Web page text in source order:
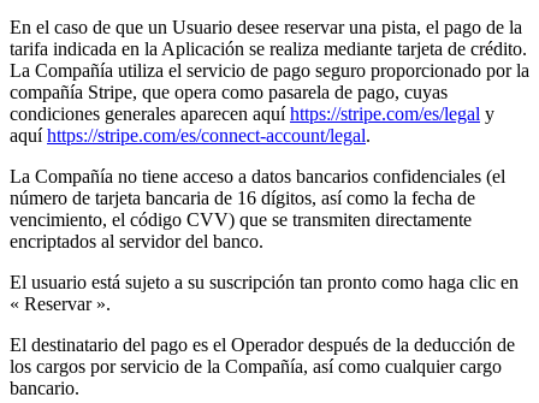
En el caso de que un Usuario desee reservar una pista, el pago de la
tarifa indicada en la Aplicación se realiza mediante tarjeta de crédito.
La Compañía utiliza el servicio de pago seguro proporcionado por la
compañía Stripe, que opera como pasarela de pago, cuyas
condiciones generales aparecen aquíhttps://stripe.com/es/legal y
aquíhttps://stripe.com/es/connect-account/legal.
La Compañía no tiene acceso a datos bancarios confidenciales (el
número de tarjeta bancaria de 16 dígitos, así como la fecha de
vencimiento, el código CVV) que se transmiten directamente
encriptados al servidor del banco.
El usuario está sujeto a su suscripción tan pronto como haga clic en
« Reservar ».
El destinatario del pago es el Operador después de la deducción de
los cargos por servicio de la Compañía, así como cualquier cargo
bancario.